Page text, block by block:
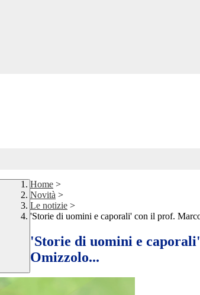
Home >
Novità >
Le notizie >
'Storie di uomini e caporali' con il prof.
'Storie di uomini e
Omizzolo...